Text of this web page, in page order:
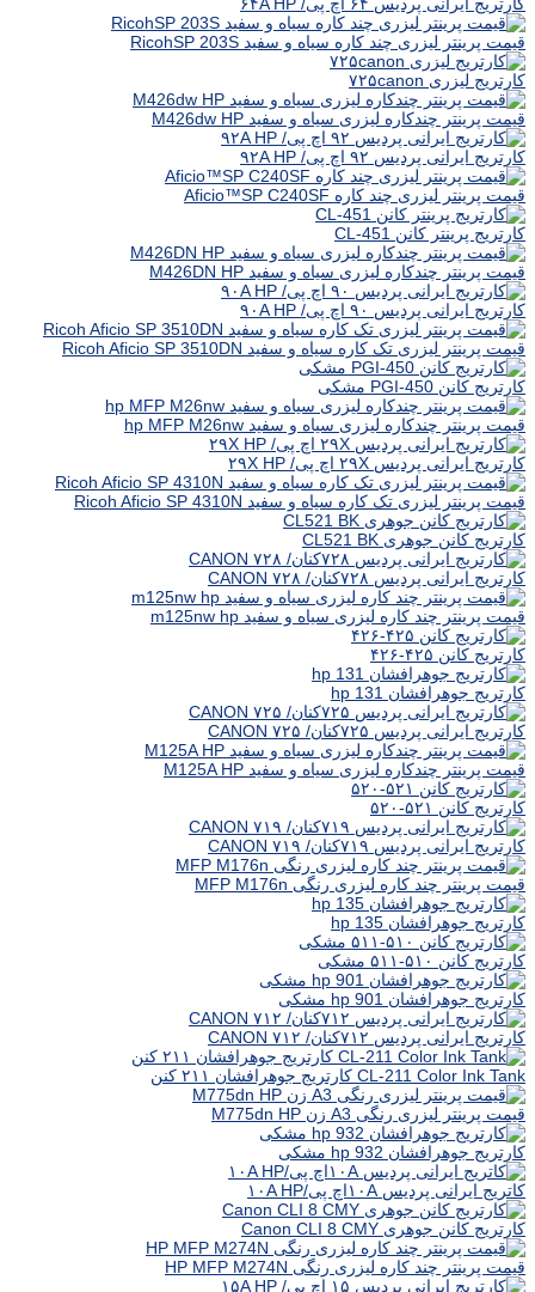
قیمت پرینتر لیزری چند کاره سیاه و سفید RicohSP 203S
کارتریج لیزری ۷۲۵canon
قیمت پرینتر چندکاره لیزری سیاه و سفید M426dw HP
کارتریج ایرانی پردیس ۹۲ اچ پی/ ۹۲A HP
قیمت پرینتر لیزری چند کاره Aficio™SP C240SF
کارتریج پرینتر کانن CL-451
قیمت پرینتر چندکاره لیزری سیاه و سفید M426DN HP
کارتریج ایرانی پردیس ۹۰ اچ پی/ ۹۰A HP
قیمت پرینتر لیزری تک کاره سیاه و سفید Ricoh Aficio SP 3510DN
کارتریج کانن PGI-450 مشکی
قیمت پرینتر چندکاره لیزری سیاه و سفید hp MFP M26nw
کارتریج ایرانی پردیس ۲۹X اچ پی/ ۲۹X HP
قیمت پرینتر لیزری تک کاره سیاه و سفید Ricoh Aficio SP 4310N
کارتریج کانن جوهری CL521 BK
کارتریج ایرانی پردیس ۷۲۸کنان/ ۷۲۸ CANON
قیمت پرینتر چند کاره لیزری سیاه و سفید m125nw hp
کارتریج کانن ۴۲۵-۴۲۶
کارتریج جوهرافشان hp 131
کارتریج ایرانی پردیس ۷۲۵کنان/ ۷۲۵ CANON
قیمت پرینتر چندکاره لیزری سیاه و سفید M125A HP
کارتریج کانن ۵۲۱-۵۲۰
کارتریج ایرانی پردیس ۷۱۹کنان/ ۷۱۹ CANON
قیمت پرینتر چند کاره لیزری رنگی MFP M176n
کارتریج جوهرافشان hp 135
کارتریج کانن ۵۱۰-۵۱۱ مشکی
کارتریج جوهرافشان hp 901 مشکی
کارتریج ایرانی پردیس ۷۱۲کنان/ ۷۱۲ CANON
CL-211 Color Ink Tank کارتریج جوهرافشان ۲۱۱ کنن
قیمت پرینتر لیزری رنگی A3 زن M775dn HP
کارتریج جوهرافشان hp 932 مشکی
کاتریج ایرانی پردیس ۱۰Aاچ پی/۱۰A HP
کارتریج کانن جوهری Canon CLI 8 CMY
قیمت پرینتر چند کاره لیزری رنگی HP MFP M274N